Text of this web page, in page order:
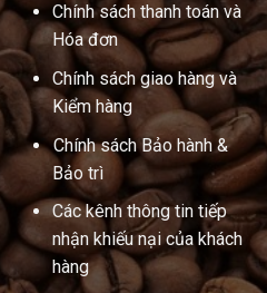
Chính sách thanh toán và
Hóa đơn
Chính sách giao hàng và
Kiểm hàng
Chính sách Bảo hành &
Bảo trì
Các kênh thông tin tiếp
nhận khiếu nại của khách
hàng